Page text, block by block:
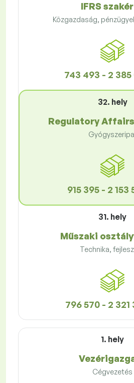
IFRS
Közgazdaság,
743 493 - 2 385
32. hely
Regulatory
915 395 - 2 153
31. hely
Műszaki
Technika,
796 570 - 2 321
1. hely
Cégvezetés